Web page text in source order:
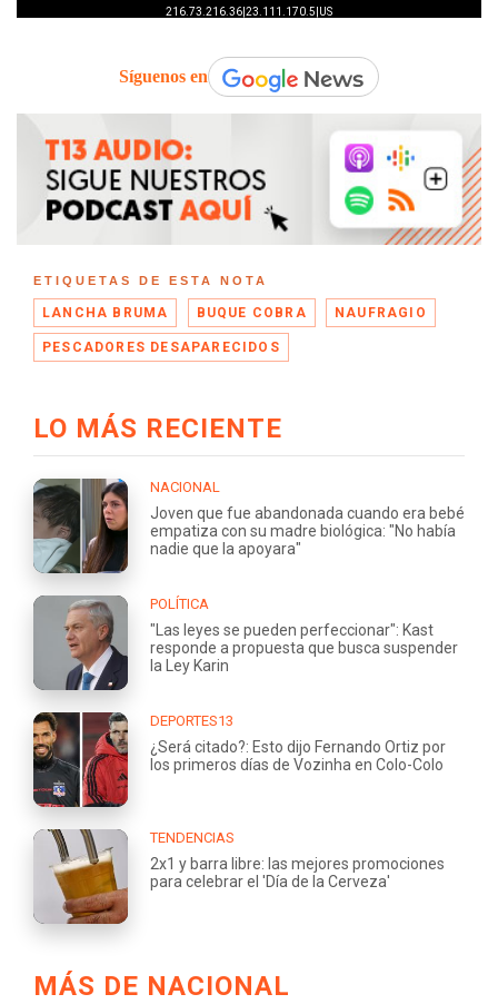
Síguenos en
ETIQUETAS DE ESTA NOTA
LANCHA BRUMA BUQUE COBRA NAUFRAGIO
PESCADORES DESAPARECIDOS
LO MÁS RECIENTE
NACIONAL
Joven que fue abandonada cuando era bebé
empatiza con su madre biológica: "No había
nadie que la apoyara"
POLÍTICA
"Las leyes se pueden perfeccionar": Kast
responde a propuesta que busca suspender
la Ley Karin
DEPORTES13
¿Será citado?: Esto dijo Fernando Ortiz por
los primeros días de Vozinha en Colo-Colo
TENDENCIAS
2x1 y barra libre: las mejores promociones
para celebrar el 'Día de la Cerveza'
MÁS DE NACIONAL